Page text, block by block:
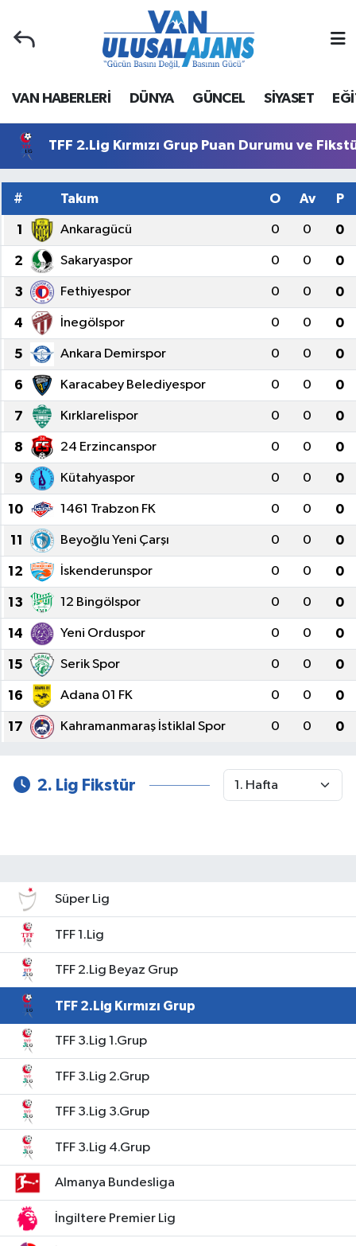
VAN HABERLERİ DÜNYA GÜNCEL SİYASET
TFF 2.Lig Kırmızı Grup Puan Durumu ve
# Takım O Av P
1 Ankaragücü 0 0 0
2 Sakaryaspor 0 0 0
3 Fethiyespor 0 0 0
4 İnegölspor 0 0 0
5 Ankara Demirspor 0 0 0
6 Karacabey Belediyespor 0 0 0
7 Kırklarelispor 0 0 0
8 24 Erzincanspor 0 0 0
9 Kütahyaspor 0 0 0
10 1461 Trabzon FK 0 0 0
11 Beyoğlu Yeni Çarşı 0 0 0
12 İskenderunspor 0 0 0
13 12 Bingölspor 0 0 0
14 Yeni Orduspor 0 0 0
15 Serik Spor 0 0 0
16 Adana 01 FK 0 0 0
17 Kahramanmaraş İstiklal Spor 0 0 0
2. Lig Fikstür
Süper Lig
TFF 1.Lig
TFF 2.Lig Beyaz Grup
TFF 2.Lig Kırmızı Grup
TFF 3.Lig 1.Grup
TFF 3.Lig 2.Grup
TFF 3.Lig 3.Grup
TFF 3.Lig 4.Grup
Almanya Bundesliga
İngiltere Premier Lig
Van Nöbetçi Eczaneler
Van Hava Durumu
Van Namaz Vakitleri
Van Trafik Yoğunluk Haritası
Süper Lig Puan Durumu ve Fikstür
Tüm Manşetler
Son Dakika Haberleri
Haber Arşivi